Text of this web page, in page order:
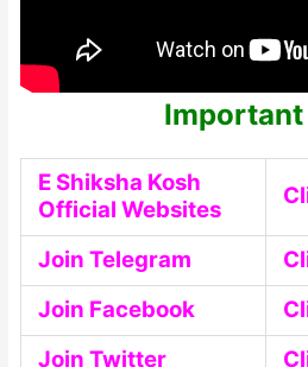
E Shiksha Kosh
Official Websites
Join Telegram
Join Facebook
Join Twitter